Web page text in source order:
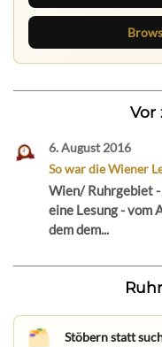
Vor
6. August 2016
So war die Wiener
Wien/ Ruhrgebiet -
eine Lesung - vom
dem dem...
Stöbern statt